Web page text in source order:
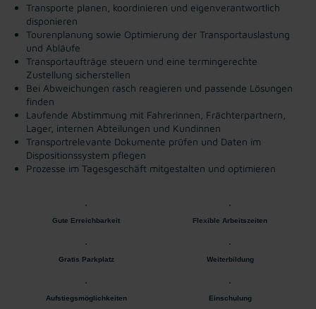
Transporte planen, koordinieren und eigenverantwortlich
disponieren
Tourenplanung sowie Optimierung der Transportauslastung
und Abläufe
Transportaufträge steuern und eine termingerechte
Zustellung sicherstellen
Bei Abweichungen rasch reagieren und passende Lösungen
finden
Laufende Abstimmung mit Fahrerinnen, Frächterpartnern,
Lager, internen Abteilungen und Kundinnen
Transportrelevante Dokumente prüfen und Daten im
Dispositionssystem pflegen
Prozesse im Tagesgeschäft mitgestalten und optimieren
Gute Erreichbarkeit Flexible Arbeitszeiten
Gratis Parkplatz Weiterbildung
Aufstiegsmöglichkeiten Einschulung